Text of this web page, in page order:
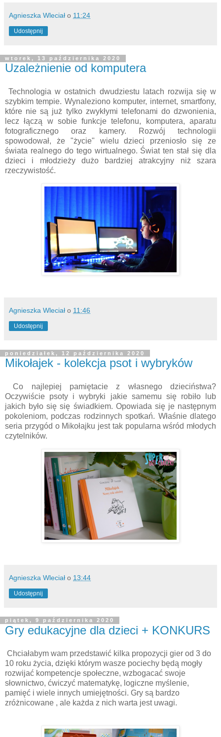
Agnieszka Wleciał o 11:24
Udostępnij
wtorek, 13 października 2020
Uzależnienie od komputera
Technologia w ostatnich dwudziestu latach rozwija się w
szybkim tempie. Wynaleziono komputer, internet, smartfony,
które nie są już tylko zwykłymi telefonami do dzwonienia,
lecz łączą w sobie funkcje telefonu, komputera, aparatu
fotograficznego oraz kamery. Rozwój technologii
spowodował, że "życie" wielu dzieci przeniosło się ze
świata realnego do tego wirtualnego. Świat ten stał się dla
dzieci i młodzieży dużo bardziej atrakcyjny niż szara
rzeczywistość.
Agnieszka Wleciał o 11:46
Udostępnij
poniedziałek, 12 października 2020
Mikołajek - kolekcja psot i wybryków
Co najlepiej pamiętacie z własnego dzieciństwa?
Oczywiście psoty i wybryki jakie samemu się robiło lub
jakich było się się świadkiem. Opowiada się je następnym
pokoleniom, podczas rodzinnych spotkań. Właśnie dlatego
seria przygód o Mikołajku jest tak popularna wśród młodych
czytelników.
Agnieszka Wleciał o 13:44
Udostępnij
piątek, 9 października 2020
Gry edukacyjne dla dzieci + KONKURS
Chciałabym wam przedstawić kilka propozycji gier od 3 do
10 roku życia, dzięki którym wasze pociechy będą mogły
rozwijać kompetencje społeczne, wzbogacać swoje
słownictwo, ćwiczyć matematykę, logiczne myślenie,
pamięć i wiele innych umiejętności. Gry są bardzo
zróżnicowane , ale każda z nich warta jest uwagi.